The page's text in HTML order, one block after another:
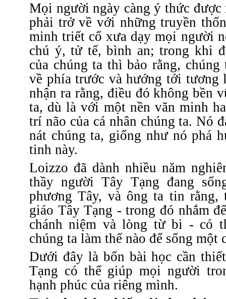
Mọi người ngày càng ý thức được
phải trở về với những truyền
minh triết cổ xưa dạy mọi người
chú ý, tử tế, bình an; trong khi
của chúng ta thì bảo rằng, chúng
về phía trước và hướng tới tương
nhận ra rằng, điều đó không bền
ta, dù là với một nền văn minh
trí não của cá nhân chúng ta.Nó
nát chúng ta, giống như nó phá
tinh này.
Loizzo đã dành nhiều năm
thầy người Tây Tạng đang
phương Tây, và ông ta tin rằng,
giáo Tây Tạng - trong đó nhắm
chánh niệm và lòng từ bi - có
chúng ta làm thế nào để sống một
Dưới đây là bốn bài học cần
Tạng có thể giúp mọi người
hạnh phúc của riêng mình.